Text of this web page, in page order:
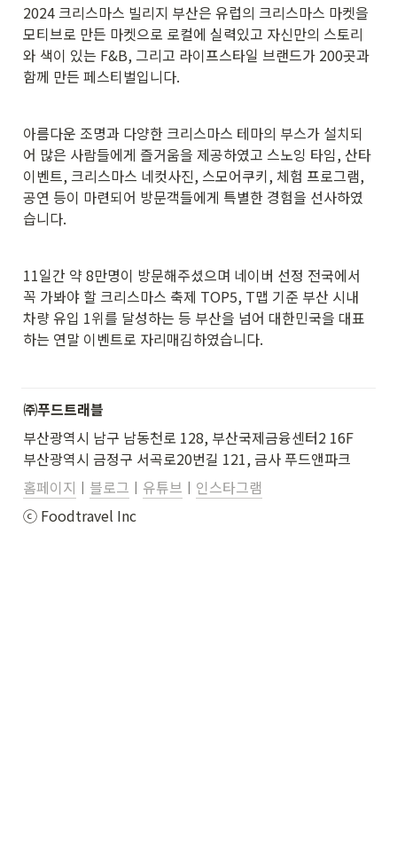
2024 크리스마스 빌리지 부산은 유럽의 크리스마스 마켓을
모티브로 만든 마켓으로 로컬에 실력있고 자신만의 스토리
와 색이 있는 F&B, 그리고 라이프스타일 브랜드가 200곳과
함께 만든 페스티벌입니다.
아름다운 조명과 다양한 크리스마스 테마의 부스가 설치되
어 많은 사람들에게 즐거움을 제공하였고 스노잉 타임, 산타
이벤트, 크리스마스 네컷사진, 스모어쿠키, 체험 프로그램,
공연 등이 마련되어 방문객들에게 특별한 경험을 선사하였
습니다.
11일간 약 8만명이 방문해주셨으며 네이버 선정 전국에서
꼭 가봐야 할 크리스마스 축제 TOP5, T맵 기준 부산 시내
차량 유입 1위를 달성하는 등 부산을 넘어 대한민국을 대표
하는 연말 이벤트로 자리매김하였습니다.
㈜푸드트래블
부산광역시 남구 남동천로 128, 부산국제금융센터2 16F
부산광역시 금정구 서곡로20번길 121, 금사 푸드앤파크
홈페이지 ㅣ 블로그 ㅣ 유튜브 ㅣ 인스타그램
ⓒ Foodtravel Inc